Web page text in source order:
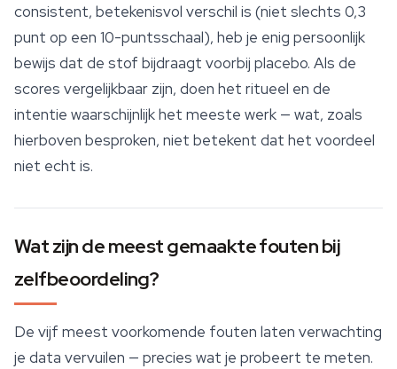
consistent, betekenisvol verschil is (niet slechts 0,3
punt op een 10-puntsschaal), heb je enig persoonlijk
bewijs dat de stof bijdraagt voorbij placebo. Als de
scores vergelijkbaar zijn, doen het ritueel en de
intentie waarschijnlijk het meeste werk — wat, zoals
hierboven besproken, niet betekent dat het voordeel
niet echt is.
Wat zijn de meest gemaakte fouten bij
zelfbeoordeling?
De vijf meest voorkomende fouten laten verwachting
je data vervuilen — precies wat je probeert te meten.